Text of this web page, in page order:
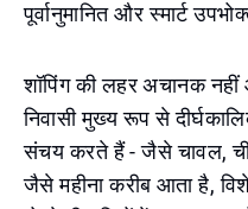
पूर्वानुमानित और स्मार्ट
शॉपिंग की लहर अचानक
निवासी मुख्य रूप से
संचय करते हैं - जैसे चावल,
जैसे महीना करीब आता है,